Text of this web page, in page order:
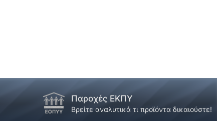
Παροχές ΕΚΠΥ
Βρείτε αναλυτικά τι προϊόντα δικαιούστε!